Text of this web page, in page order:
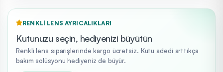
RENKLI LENS AYRICALIKLARI
Kutunuzu seçin, hediyenizi büyütün
Renkli lens siparişlerinde kargo ücretsiz. Kutu adedi arttıkça
bakım solüsyonu hediyeniz de büyür.